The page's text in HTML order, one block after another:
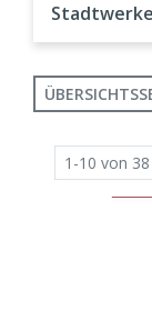
1-10 von 38